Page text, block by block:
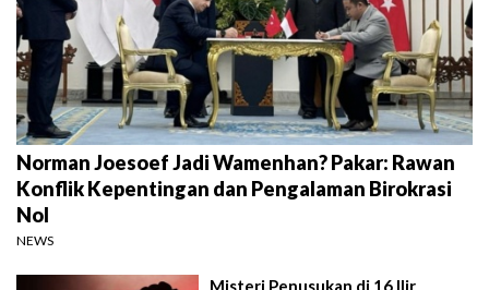
Norman Joesoef Jadi Wamenhan? Pakar: Rawan
Konflik Kepentingan dan Pengalaman Birokrasi
Nol
NEWS
Misteri Penusukan di 16 Ilir